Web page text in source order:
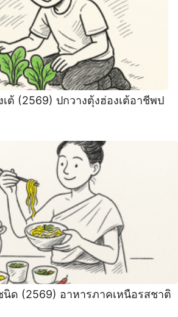
ต้ (2569) ปกวางตุ้งฮ่องเต้อาชีพป
นิด (2569) อาหารภาคเหนือรสชาติ